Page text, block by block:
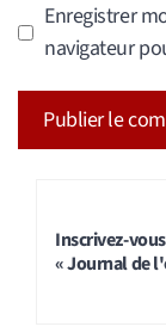
Enregistrer
navigateur
Inscrivez-
« Journal de